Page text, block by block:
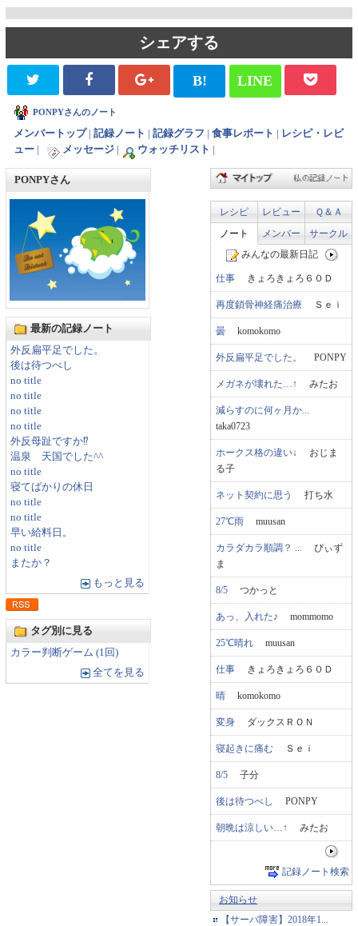
シェアする
B! LINE
PONPYさんのノート
メンバートップ| 記録ノート 記録グラフ 食事レポート
レシピ・レビ
ュー
メッセージ ウォッチリスト
PONPYさん
最新の記録ノート
外反扁平足でした。
後は待つべし
no title
no title
no title
no title
外反母趾ですか⁉
温泉 天国でした^^
no title
寝てばかりの休日
no title
no title
早い給料日。
no title
またか？
もっと見る
タグ別に見る
カラー判断ゲーム (1回)
全てを見る
レシピ レビュー
Ｑ＆Ａ
ノート
メンバー
サークル
みんなの最新日記
仕事 きょろきょろ６０Ｄ
再度鎖骨神経痛治療 Ｓｅｉ
曇 komokomo
外反扁平足でした。 PONPY
メガネが壊れた…↑ みたお
減らすのに何ヶ月か...
taka0723
ホークス格の違い↓ おじま
る子
ネット契約に思う 打ち水
27℃雨 muusan
カラダカラ順調？ ...
ぴぃず
ま
8/5 つかっと
あっ、入れた♪ mommomo
25℃晴れ muusan
仕事 きょろきょろ６０Ｄ
晴 komokomo
変身 ダックスＲＯＮ
寝起きに痛む Ｓｅｉ
8/5 子分
後は待つべし PONPY
朝晩は涼しい…↑ みたお
記録ノート検索
お知らせ
【サーバ障害】2018年1...